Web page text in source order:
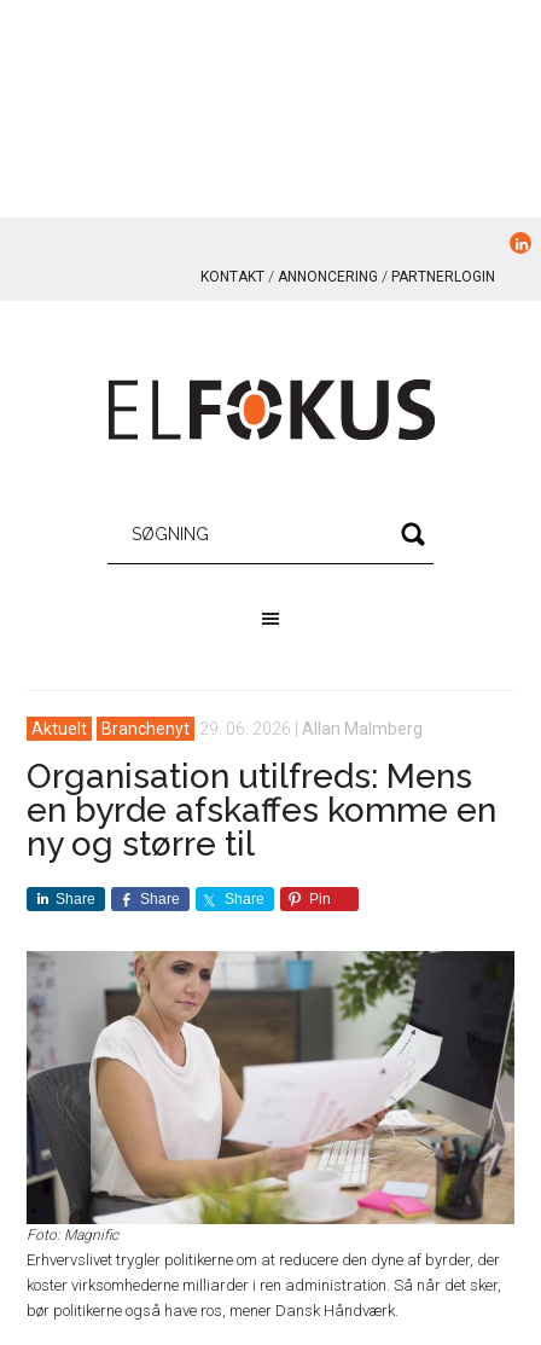
KONTAKT ANNONCERING PARTNERLOGIN
Aktuelt Branchenyt 29. 06. 2026 Allan Malmberg
Organisation utilfreds: Mens
en byrde afskaffes komme en
ny og større til
Share Share Share Pin
Foto: Magnific
Erhvervslivet trygler politikerne om at reducere den dyne af byrder, der
koster virksomhederne milliarder i ren administration. Så når det sker,
bør politikerne også have ros, mener Dansk Håndværk.